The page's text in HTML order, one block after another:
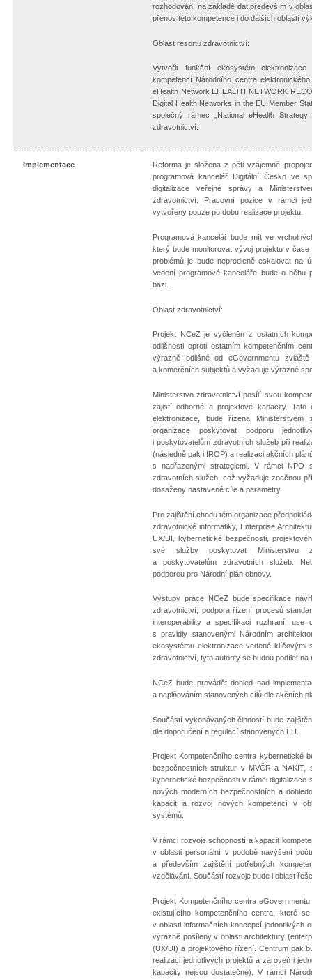
rozhodování na základě dat především v
přenos této kompetence i do dalších oblastí
Oblast resortu zdravotnictví:
Vytvořit funkční ekosystém
kompetencí Národního centra
eHealth Network EHEALTH NETWORK
Digital Health Networks in the EU Member
společný rámec „National eHealth
zdravotnictví.
Implementace
Reforma je složena z pěti vzájemně
programová kancelář Digitální Česko ve
digitalizace veřejné správy a
zdravotnictví. Pracovní pozice v rámci
vytvořeny pouze po dobu realizace projektu.
Programová kancelář bude mít ve
který bude monitorovat vývoj projektu v
problémů je bude neprodleně eskalovat na
Vedení programové kanceláře bude o běhu
bázi.
Oblast zdravotnictví:
Projekt NCeZ je vyčleněn z ostatních
odlišnosti oproti ostatním kompetenčním
výrazně odlišné od eGovernmentu
a komerčních subjektů a vyžaduje výrazné
Ministerstvo zdravotnictví posílí svou
zajistí odborné a projektové kapacity.
elektronizace, bude řízena
organizace poskytovat podporu
i poskytovatelům zdravotních služeb při
(následně pak i IROP) a realizaci akčních
s nadřazenými strategiemi. V rámci NPO
zdravotních služeb, což vyžaduje značnou
dosaženy nastavené cíle a parametry.
Pro zajištění chodu této organizace
zdravotnické informatiky, Enterprise
UX/UI, kybernetické bezpečnosti,
své služby poskytovat Ministerstvu
a poskytovatelům zdravotních služeb.
podporou pro Národní plán obnovy.
Výstupy práce NCeZ bude specifikace
zdravotnictví, podpora řízení procesů
interoperability a specifikaci rozhraní,
s pravidly stanovenými Národním
ekosystému elektronizace vedené
zdravotnictví, tyto autority se budou podílet
NCeZ bude provádět dohled nad
a naplňováním stanovených cílů dle akčních
Součástí vykonávaných činností bude
dle doporučení a regulací stanovených EU.
Projekt Kompetenčního centra kybernetické
bezpečnostních struktur v MVČR a
kybernetické bezpečnosti v rámci
nových moderních bezpečnostních a
kapacit a rozvoj nových kompetencí v
systémů.
V rámci rozvoje schopností a kapacit
v oblasti personální v podobě navýšení
a především zajištění potřebných
vzdělávání. Součástí rozvoje bude i oblast
Projekt Kompetenčního centra
existujícího kompetenčního centra, které
v oblasti informačních koncepcí jednotlivých
výrazně posíleny v oblasti architektury
(UX/UI) a projektového řízení. Centrum pak
realizaci jednotlivých projektů a zároveň i
kapacity nejsou dostatečné). V rámci